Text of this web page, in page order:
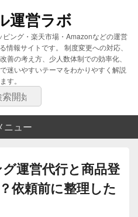
運営ラボ
ング・楽天市場・Amazonなどの運営
報サイトです。 制度変更への対応、
善の考え方、少人数体制での効率化、
迷いやすいテーマをわかりやすく解説
す。
ニュー
運営代行と商品登
依頼前に整理した